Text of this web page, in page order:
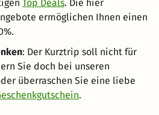
Top Deals. Die hier
ermöglichen Ihnen einen
: Der Kurztrip soll nicht für
Sie doch bei unseren
überraschen Sie eine liebe
.